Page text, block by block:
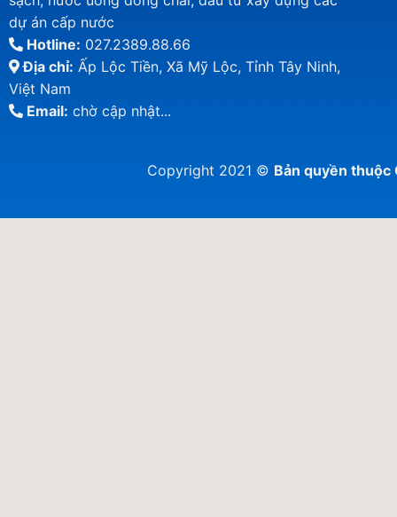
dự án cấp nước
Hotline: 027.2389.88.66
Địa chỉ: Ấp Lộc Tiền, Xã Mỹ Lộc, Tỉnh Tây Ninh,
Việt Nam
Email: chờ cập nhật...
Copyright 2021 © Bản quyền thuộc